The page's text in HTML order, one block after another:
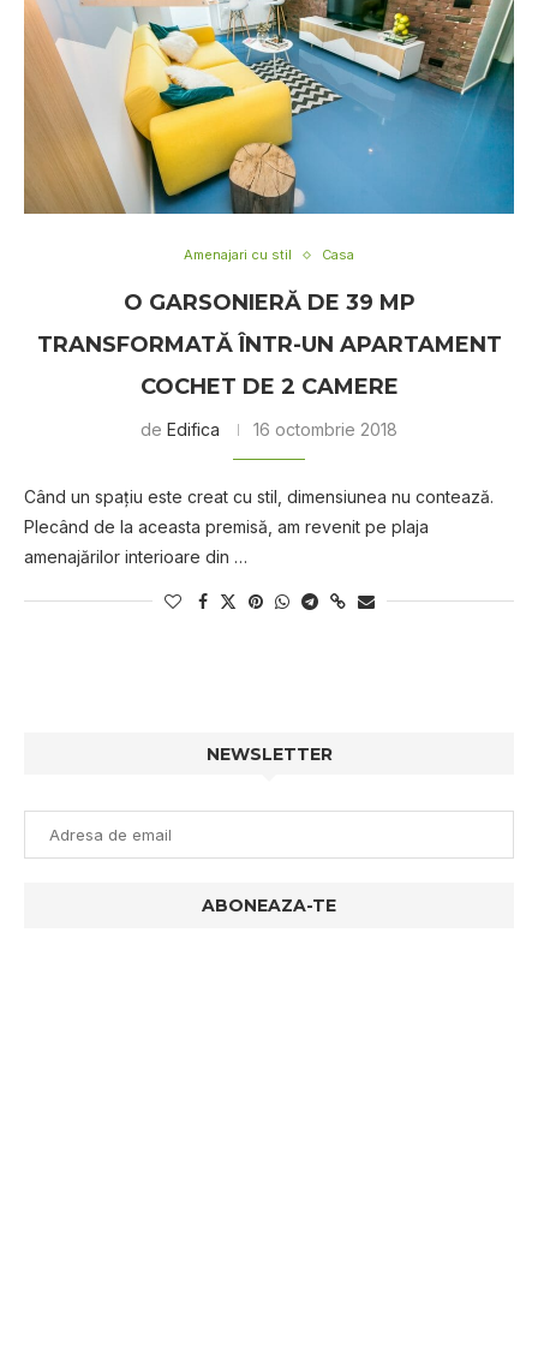
Amenajari cu stil Casa
O GARSONIERĂ DE 39 MP
TRANSFORMATĂ ÎNTR-UN APARTAMENT
COCHET DE 2 CAMERE
de Edifica 16 octombrie 2018
Când un spațiu este creat cu stil, dimensiunea nu contează.
Plecând de la aceasta premisă, am revenit pe plaja
amenajărilor interioare din …
NEWSLETTER